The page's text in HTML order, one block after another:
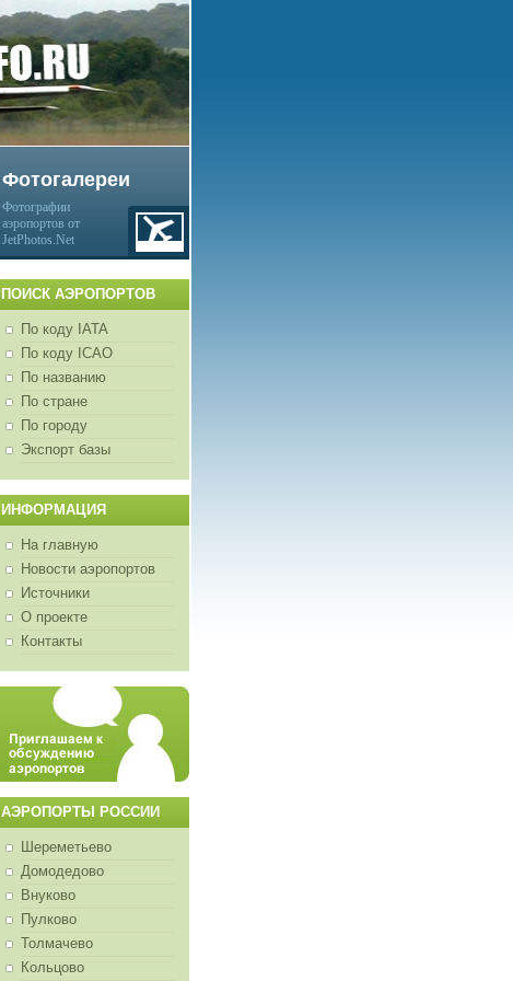
Фотогалереи
Фотографии
аэропортов от
JetPhotos.Net
ПОИСК АЭРОПОРТОВ
По коду IATA
По коду ICAO
По названию
По стране
По городу
Экспорт базы
ИНФОРМАЦИЯ
На главную
Новости аэропортов
Источники
О проекте
Контакты
АЭРОПОРТЫ РОССИИ
Шереметьево
Домодедово
Внуково
Пулково
Толмачево
Кольцово